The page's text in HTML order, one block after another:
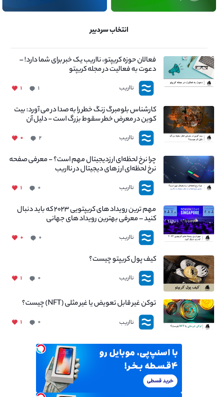
انتخاب سردبیر
فعالان حوزه کریپتو، نااریب یک خبر برای شما دارد! –
دعوت به فعالیت در مجله کریپتو
نااریب ۱ ۱
کارشناس بلومبرگ زنگ خطر را به صدا در می آورد: بیت
کوین در معرض خطر سقوط بزرگ است - دلیل آن
چیست؟
نااریب ۲ ۰
چرا نرخ لحظه‌ای ارزدیجیتال مهم است؟ - معرفی صفحه
نرخ لحظه‌ای ارز های دیجیتال در نااریب
نااریب ۰ ۱
مهم ترین رویداد های کریپتویی ۲۰۲۳ که باید دنبال
کنید – معرفی بهترین رویداد های جهانی
نااریب ۰ ۰
کیف پول کریپتو چیست؟
نااریب ۰ ۱
توکن غیر قابل تعویض یا غیر مثلی (NFT) چیست؟
نااریب ۰ ۱